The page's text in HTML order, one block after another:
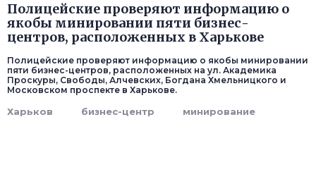
Полицейские проверяют информацию о
якобы минировании пяти бизнес-
центров, расположенных в Харькове
Полицейские проверяют информацию о якобы минировании
пяти бизнес-центров, расположенных на ул. Академика
Проскуры, Свободы, Алчевских, Богдана Хмельницкого и
Московском проспекте в Харькове.
Харьков бизнес-центр минирование